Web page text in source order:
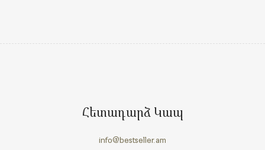
Հետադարձ Կապ
info@bestseller.am